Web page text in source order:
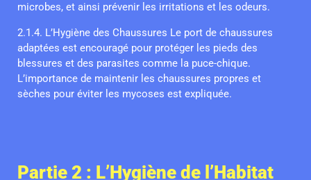
microbes, et ainsi prévenir les irritations et les odeurs.
2.1.4. L’Hygiène des Chaussures Le port de chaussures
adaptées est encouragé pour protéger les pieds des
blessures et des parasites comme la puce-chique.
L’importance de maintenir les chaussures propres et
sèches pour éviter les mycoses est expliquée.
Partie 2 : L’Hygiène de l’Habitat